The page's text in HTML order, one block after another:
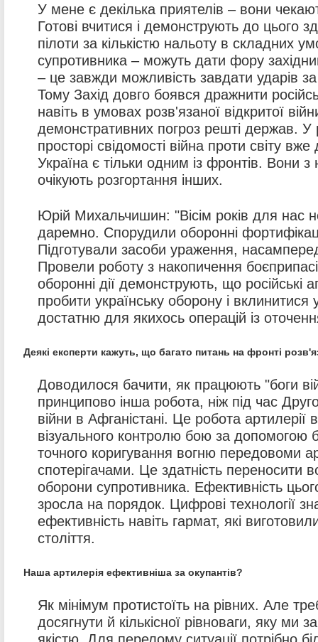
У мене є декілька приятелів – вони
Готові вчитися і демонструють до цього
пілоти за кількістю нальоту в складних
супротивника – можуть дати фору
– це завжди можливість завдати ударів
Тому Захід довго боявся дражнити
навіть в умовах розв'язаної відкритої
демонстративних погроз решті держав. У
просторі свідомості війна проти світу
Україна є тільки одним із фронтів. Вони з
очікують розгортання інших.
Юрій Михальчишин: "Вісім років для нас
даремно. Спорудили оборонні
Підготували засоби ураження,
Провели роботу з накопичення
оборонні дії демонструють, що російські
пробити українську оборону і вклинитися
достатню для якихось операцій із
Деякі експерти кажуть, що багато питань на фронті
Доводилося бачити, як працюють "боги
принципово інша робота, ніж під час
війни в Афганістані. Це робота артилерії
візуального контролю бою за допомогою
точного коригування вогню передовоми
спотерігачами. Це здатність переносити
оборони супротивника. Ефективність
зросла на порядок. Цифрові технології
ефективність навіть гармат, які
століття.
Наша артилерія ефективніша за окупантів?
Як мінімум протистоїть на рівних. Але
досягнути й кількісної рівноваги, яку ми